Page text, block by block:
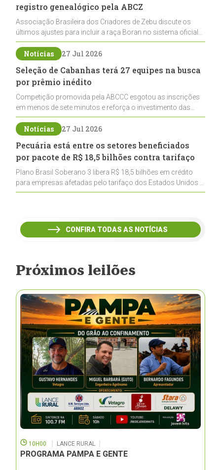
registro genealógico pela ABCZ
Associação Brasileira dos Criadores de Zebu discute os
últimos ajustes para incluir a raça Boran no sistema oficial
de registros, abrindo caminho para sua expansão na
pecuária nacional
Notícias 27 Jul 2026
Seleção de Cabanhas terá 27 equipes na busca
por prêmio inédito
Competição promovida pela ABCCC esgotou as inscrições
em menos de sete minutos e reforça o investimento das
cabanhas na seleção genética de Cavalos Crioulos voltados
ao laço
Notícias 27 Jul 2026
Pecuária está entre os setores beneficiados
por pacote de R$ 18,5 bilhões contra tarifaço
Plano Brasil Soberano 3 libera R$ 18,5 bilhões em crédito
para empresas afetadas pelo tarifaço dos Estados Unidos e
inclui a pecuária entre os setores estratégicos
CONFIRA TODAS AS NOTÍCIAS
Próximos leilões
10H00 LANCE RURAL
PROGRAMA PAMPA E GENTE